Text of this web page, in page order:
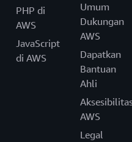
PHP di
AWS
JavaScript
di AWS
Umum
Dukungan
AWS
Dapatkan
Bantuan
Ahli
AWS
Legal